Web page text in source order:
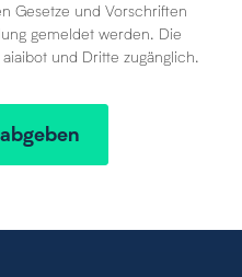
Gesetze und Vorschriften
gemeldet werden. Die
und Dritte zugänglich.